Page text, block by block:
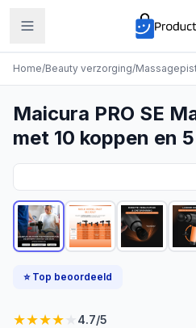
Home/Beauty verzorging/
Maicura PRO SE
met 10 koppen en
⭐ Top beoordeeld
★★★★ 4.7/5